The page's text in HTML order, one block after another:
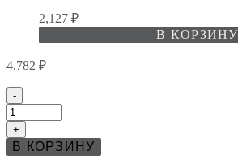
2,127 ₽
В КОРЗИНУ
4,782 ₽
Количество
товара
Конфетница
Блю
Вальбелла
-
+
В КОРЗИНУ